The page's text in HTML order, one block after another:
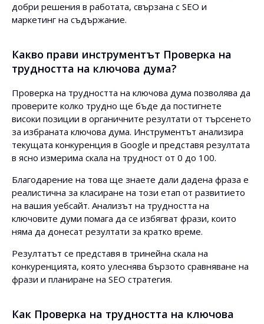
добри решения в работата, свързана с SEO и
маркетинг на съдържание.
Какво прави инструментът Проверка на
трудността на ключова дума?
Проверка на трудността на ключова дума позволява да
проверите колко трудно ще бъде да постигнете
високи позиции в органичните резултати от търсенето
за избраната ключова дума. Инструментът анализира
текущата конкуренция в Google и представя резултата
в ясно измерима скала на трудност от 0 до 100.
Благодарение на това ще знаете дали дадена фраза е
реалистична за класиране на този етап от развитието
на вашия уебсайт. Анализът на трудността на
ключовите думи помага да се избягват фрази, които
няма да донесат резултати за кратко време.
Резултатът се представя в тринейна скала на
конкуренцията, която улеснява бързото сравняване на
фрази и планиране на SEO стратегия.
Как Проверка на трудността на ключова